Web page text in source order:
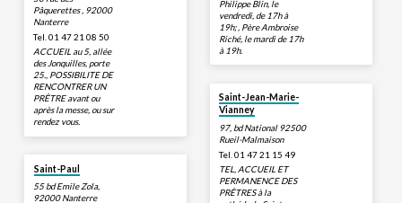
Pâquerettes , 92000
Nanterre
Tel. 01 47 21 08 50
ACCUEIL au 5, allée
des Jonquilles, porte
25., POSSIBILITE DE
RENCONTRER UN
PRÊTRE avant ou
après la messe, ou sur
rendez vous.
Saint-Paul
55 bd Emile Zola,
92000 Nanterre
Philippe Blin, le
vendredi, de 17h à
19h; , Père Ambroise
Riché, le mardi de 17h
à 19h.
Saint-Jean-Marie-
Vianney
97, bd National 92500
Rueil-Malmaison
Tel. 01 47 21 15 49
TEL, ACCUEIL ET
PERMANENCE DES
PRÊTRES à la